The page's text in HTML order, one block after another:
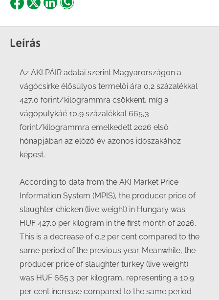
Share
Facebook
Share
X
ShareShare
Leírás
Az AKI PÁIR adatai szerint Magyarországon a
vágócsirke élősúlyos termelői ára 0,2 százalékkal
427,0 forint/kilogrammra csökkent, míg a
vágópulykáé 10,9 százalékkal 665,3
forint/kilogrammra emelkedett 2026 első
hónapjában az előző év azonos időszakához
képest.
According to data from the AKI Market Price
Information System (MPIS), the producer price of
slaughter chicken (live weight) in Hungary was
HUF 427.0 per kilogram in the first month of 2026.
This is a decrease of 0.2 per cent compared to the
same period of the previous year. Meanwhile, the
producer price of slaughter turkey (live weight)
was HUF 665.3 per kilogram, representing a 10.9
per cent increase compared to the same period